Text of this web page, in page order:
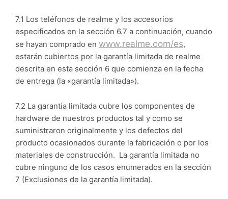
7.1 Los teléfonos de realme y los accesorios
especificados en la sección 6.7 a continuación, cuando
se hayan comprado en www.realme.com/es,
estarán cubiertos por la garantía limitada de realme
descrita en esta sección 6 que comienza en la fecha
de entrega (la «garantía limitada»).
7.2 La garantía limitada cubre los componentes de
hardware de nuestros productos tal y como se
suministraron originalmente y los defectos del
producto ocasionados durante la fabricación o por los
materiales de construcción. La garantía limitada no
cubre ninguno de los casos enumerados en la sección
7 (Exclusiones de la garantía limitada).